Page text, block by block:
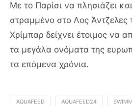
Με το Παρίσι να πλησιάζει
στραμμένο στο Λος Άντζελες
Χρίμπαρ δείχνει έτοιμος να
τα μεγάλα ονόματα της
τα επόμενα χρόνια.
AQUAFEED AQUAFEED24